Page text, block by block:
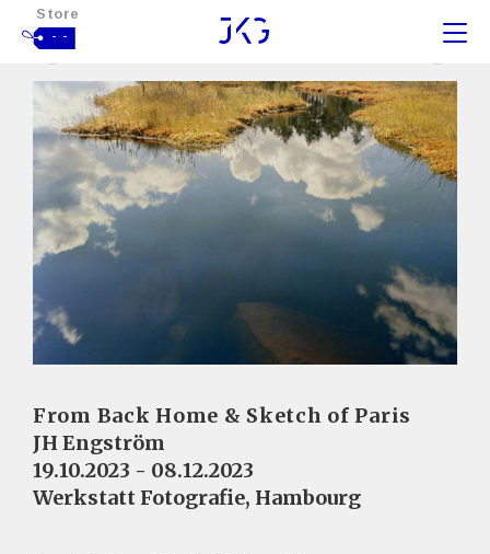
Store
- -
From Back Home & Sketch of Paris
JH Engström
19.10.2023 - 08.12.2023
Werkstatt Fotografie, Hambourg